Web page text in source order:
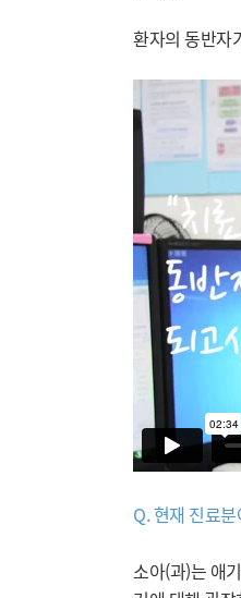
환자의 동반자
Q. 현재 진료
소아(과)는 애